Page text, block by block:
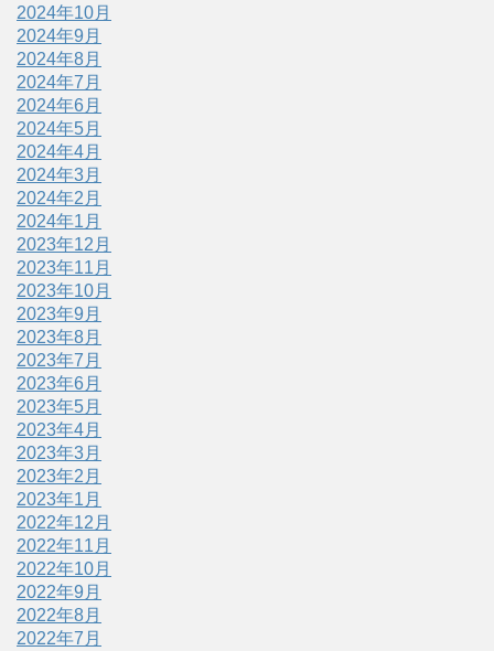
2024年10月
2024年9月
2024年8月
2024年7月
2024年6月
2024年5月
2024年4月
2024年3月
2024年2月
2024年1月
2023年12月
2023年11月
2023年10月
2023年9月
2023年8月
2023年7月
2023年6月
2023年5月
2023年4月
2023年3月
2023年2月
2023年1月
2022年12月
2022年11月
2022年10月
2022年9月
2022年8月
2022年7月